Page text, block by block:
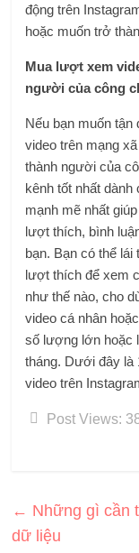
động trên
hoặc muốn trở
Mua lượt xem
người của công
Nếu bạn muốn
video trên mạng xã
thành người của
kênh tốt nhất
mạnh mẽ nhất
lượt thích, bình
bạn. Bạn có thể
lượt thích để xem
như thế nào, cho
video cá nhân
số lượng lớn hoặc
tháng. Dưới đây là
video trên
Post Views:
← Những gì cần
dữ liệu